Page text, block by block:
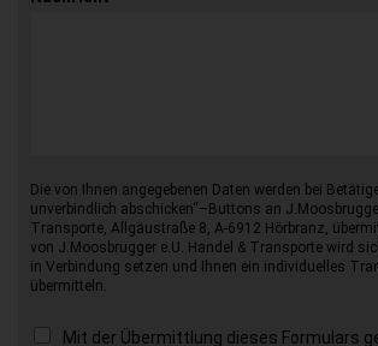
Die von Ihnen angegebenen Daten werden bei
unverbindlich abschicken“–Buttons an
Transporte, Allgäustraße 8, A-6912 Hörbranz,
von J.Moosbrugger e.U. Handel & Transporte wird
in Verbindung setzen und Ihnen ein individuelles
übermitteln.
Mit der Übermittlung dieses Formulars